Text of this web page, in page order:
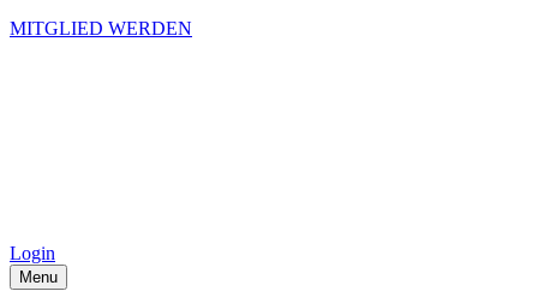
MITGLIED WERDEN
Login
Menu